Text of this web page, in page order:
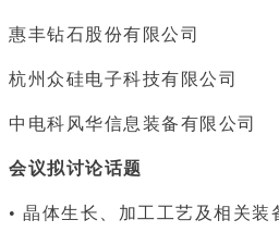
惠丰钻石股份有限公司
杭州众硅电子科技有限公司
中电科风华信息装备有限公司
会议拟讨论话题
• 晶体生长、加工工艺及相关装